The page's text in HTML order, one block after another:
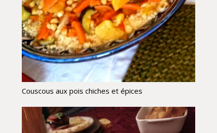
Couscous aux pois chiches et épices